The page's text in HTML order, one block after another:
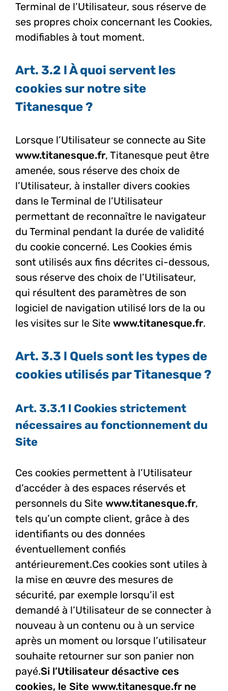
Terminal de l’Utilisateur, sous réserve de
ses propres choix concernant les Cookies,
modifiables à tout moment.
Art. 3.2 l À quoi servent les
cookies sur notre site
Titanesque ?
Lorsque l’Utilisateur se connecte au Site
www.titanesque.fr, Titanesque peut être
amenée, sous réserve des choix de
l’Utilisateur, à installer divers cookies
dans le Terminal de l’Utilisateur
permettant de reconnaître le navigateur
du Terminal pendant la durée de validité
du cookie concerné. Les Cookies émis
sont utilisés aux fins décrites ci-dessous,
sous réserve des choix de l’Utilisateur,
qui résultent des paramètres de son
logiciel de navigation utilisé lors de la ou
les visites sur le Site www.titanesque.fr.
Art. 3.3 l Quels sont les types de
cookies utilisés par Titanesque ?
Art. 3.3.1 l Cookies strictement
nécessaires au fonctionnement du
Site
Ces cookies permettent à l’Utilisateur
d’accéder à des espaces réservés et
personnels du Site www.titanesque.fr,
tels qu’un compte client, grâce à des
identifiants ou des données
éventuellement confiés
antérieurement.Ces cookies sont utiles à
la mise en œuvre des mesures de
sécurité, par exemple lorsqu’il est
demandé à l’Utilisateur de se connecter à
nouveau à un contenu ou à un service
après un moment ou lorsque l’utilisateur
souhaite retourner sur son panier non
payé.Si l’Utilisateur désactive ces
cookies, le Site www.titanesque.frne